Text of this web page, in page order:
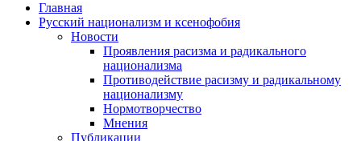
Главная
Русский национализм и ксенофобия
Новости
Проявления расизма и радикального
национализма
Противодействие расизму и радикальному
национализму
Нормотворчество
Мнения
Публикации